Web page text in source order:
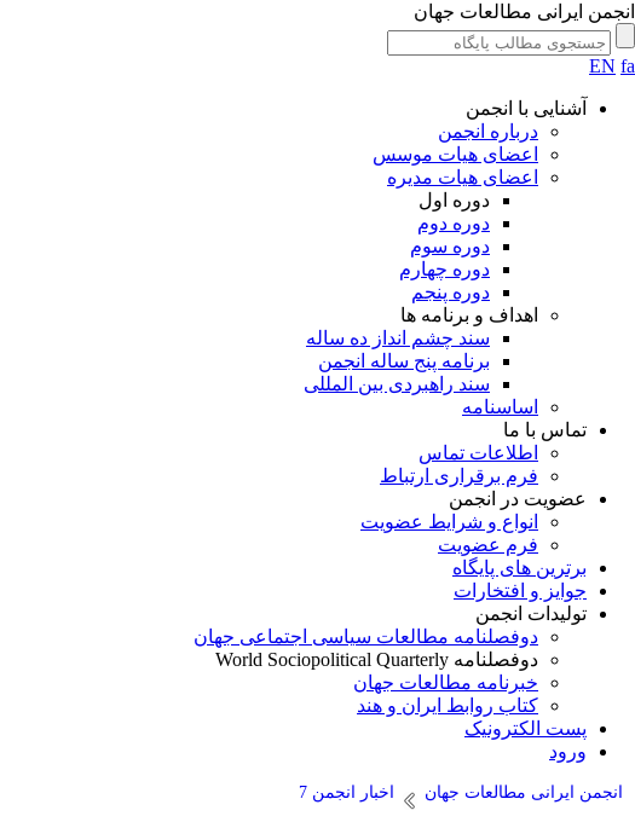
انجمن ایرانی مطالعات جهان
EN fa
آشنایی با انجمن
درباره انجمن
اعضای هیات موسس
اعضای هیات مدیره
دوره اول
دوره دوم
دوره سوم
دوره چهارم
دوره پنجم
اهداف و برنامه ها
سند چشم انداز ده ساله
برنامه پنج ساله انجمن
سند راهبردی بین المللی
اساسنامه
تماس با ما
اطلاعات تماس
فرم برقراری ارتباط
عضویت در انجمن
انواع و شرایط عضویت
فرم عضویت
برترین های پایگاه
جوایز و افتخارات
تولیدات انجمن
دوفصلنامه مطالعات سیاسی اجتماعی جهان
دوفصلنامه World Sociopolitical Quarterly
خبرنامه مطالعات جهان
کتاب روابط ایران و هند
پست الکترونیک
ورود
انجمن ایرانی مطالعات جهان اخبار انجمن 7